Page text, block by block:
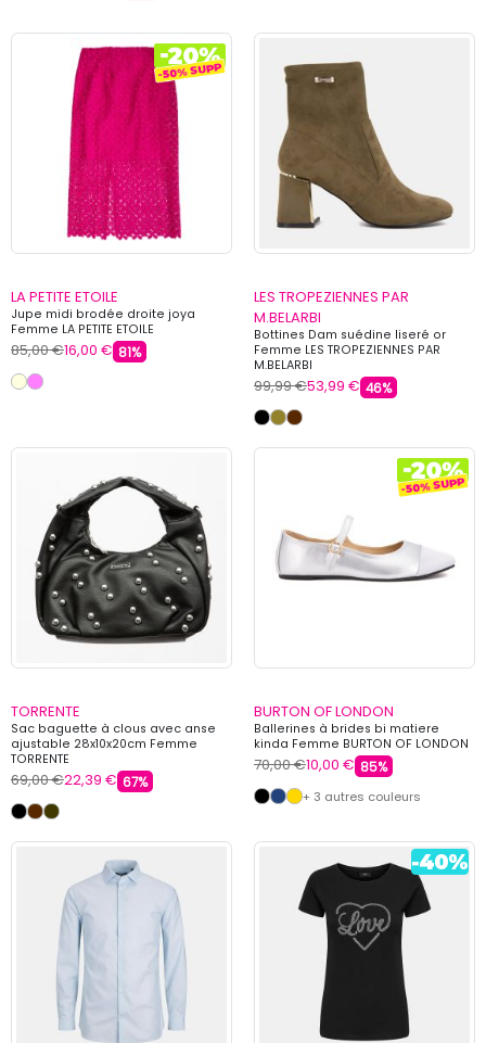
LA PETITE ETOILE
Jupe midi brodée droite joya
Femme LA PETITE ETOILE
85,00 €16,00 € 81%
LES TROPEZIENNES PAR
M.BELARBI
Bottines Dam suédine liseré or
Femme LES TROPEZIENNES PAR
M.BELARBI
99,99 €53,99 € 46%
TORRENTE
Sac baguette à clous avec anse
ajustable 28x10x20cm Femme
TORRENTE
69,00 €22,39 € 67%
BURTON OF LONDON
Ballerines à brides bi matiere
kinda Femme BURTON OF LONDON
70,00 €10,00 € 85%
+ 3 autres couleurs